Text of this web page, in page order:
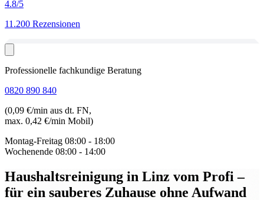
4.8/5
11.200 Rezensionen
Professionelle fachkundige Beratung
0820 890 840
(0,09 €/min aus dt. FN,
max. 0,42 €/min Mobil)
Montag-Freitag 08:00 - 18:00
Wochenende 08:00 - 14:00
Haushaltsreinigung in Linz vom Profi–
für ein sauberes Zuhause ohne Aufwand